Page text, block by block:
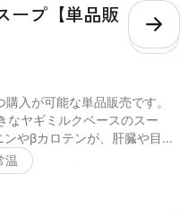
徐々に慣れさせてからお使い
初日～5日目まずはいつもの
やうんちの様子を見ながら、
文前に今までのドッグフード
ずつonesのオーガニックフー
との割合が2:1～3:1になるま
いの期間を目安に全量をones
完了です。1パック（具材
ゃんの1食分を目安にお作り
ごはんの量は個体差が大きく
ープ【単品販
こ
入が可能な単品販売です。
なヤギミルクベースのスー
やβカロテンが、肝臓や目の
ウダー、脱脂米ぬか、ムラ
ン(一部に乳成分を含む)】
温